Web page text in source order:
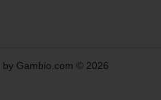
by Gambio.com © 2026